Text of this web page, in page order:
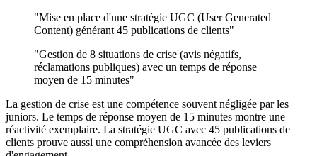
"Mise en place d'une stratégie UGC (User Generated
Content) générant 45 publications de clients"
"Gestion de 8 situations de crise (avis négatifs,
réclamations publiques) avec un temps de réponse
moyen de 15 minutes"
La gestion de crise est une compétence souvent négligée par les
juniors. Le temps de réponse moyen de 15 minutes montre une
réactivité exemplaire. La stratégie UGC avec 45 publications de
clients prouve aussi une compréhension avancée des leviers